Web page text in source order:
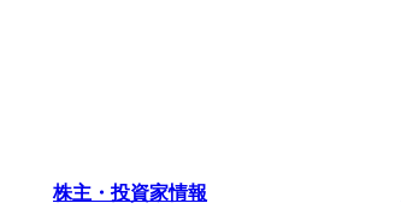
株主・投資家情報